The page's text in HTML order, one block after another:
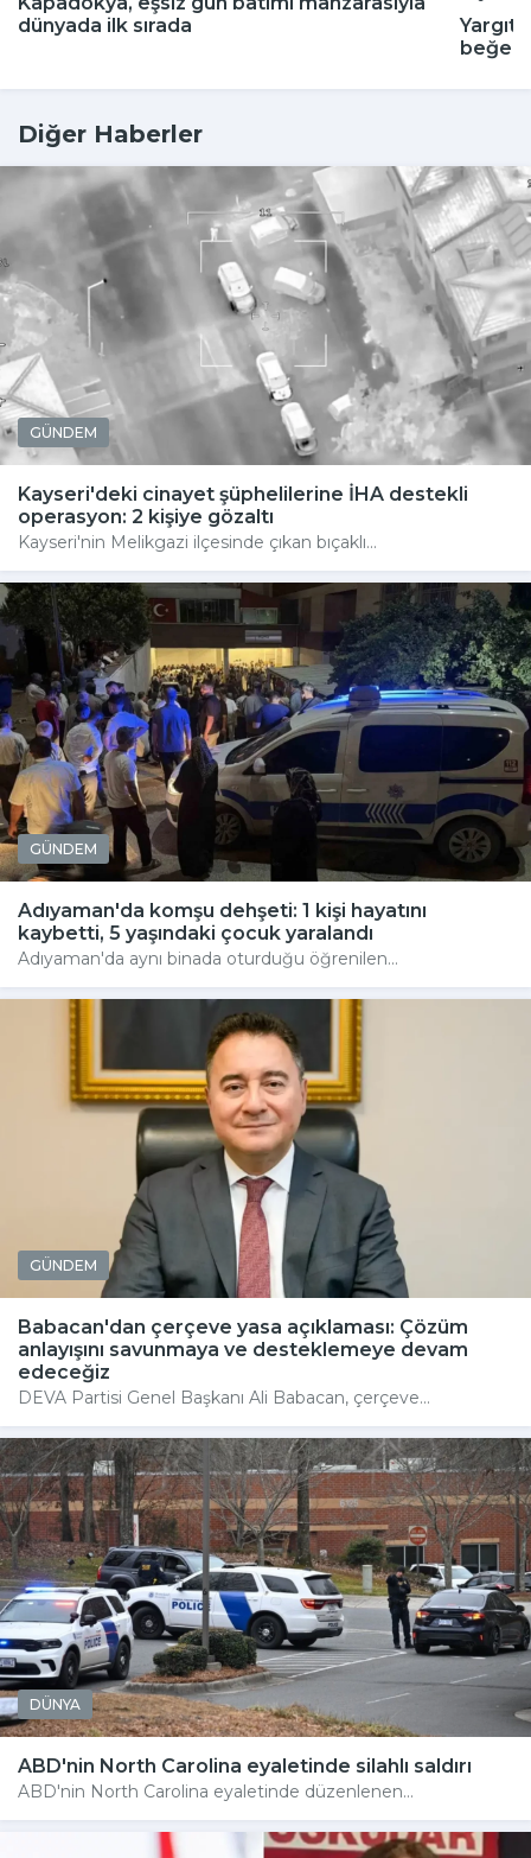
dünyada ilk sırada
Diğer Haberler
GÜNDEM
Kayseri'deki cinayet şüphelilerine İHA destekli
operasyon: 2 kişiye gözaltı
Kayseri'nin Melikgazi ilçesinde çıkan bıçaklı...
GÜNDEM
Adıyaman'da komşu dehşeti: 1 kişi hayatını
kaybetti, 5 yaşındaki çocuk yaralandı
Adıyaman'da aynı binada oturduğu öğrenilen...
GÜNDEM
Babacan'dan çerçeve yasa açıklaması: Çözüm
anlayışını savunmaya ve desteklemeye devam
edeceğiz
DEVA Partisi Genel Başkanı Ali Babacan, çerçeve...
DÜNYA
ABD'nin North Carolina eyaletinde silahlı saldırı
ABD'nin North Carolina eyaletinde düzenlenen...